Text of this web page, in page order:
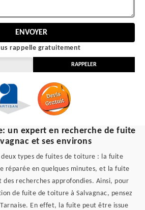
rappelle gratuitement
un expert en recherche de fuite
et ses environs
types de fuites de toiture : la fuite
réparée en quelques minutes, et la fuite
recherches approfondies. Ainsi, pour
de fuite de toiture à Salvagnac, pensez
En effet, la fuite peut être issue